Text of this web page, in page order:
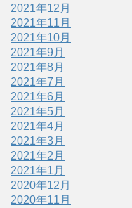
2021年12月
2021年11月
2021年10月
2021年9月
2021年8月
2021年7月
2021年6月
2021年5月
2021年4月
2021年3月
2021年2月
2021年1月
2020年12月
2020年11月